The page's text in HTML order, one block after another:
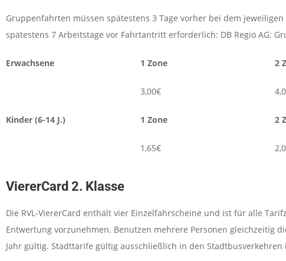
Gruppenfahrten müssen spätestens 3 Tage vorher bei dem
spätestens 7 Arbeitstage vor Fahrtantritt erforderlich: DB Regio AG:
Erwachsene 1 Zone
3,00€
2
Kinder (6-14 J.) 1 Zone
1,65€
2
ViererCard 2. Klasse
Die RVL-ViererCard enthält vier Einzelfahrscheine und ist für alle
Entwertung vorzunehmen. Benutzen mehrere Personen gleichzeitig
Jahr gültig. Stadttarife gültig ausschließlich in den